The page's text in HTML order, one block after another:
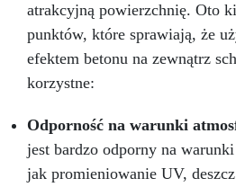
atrakcyjną powierzchnię. Oto
punktów, które sprawiają, że
efektem betonu na zewnątrz
korzystne:
Odporność na warunki
jest bardzo odporny na
jak promieniowanie UV,